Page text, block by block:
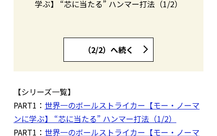
学ぶ】 “芯に当たる” ハンマー打法（1/2）
（2/2）へ続く
【シリーズ一覧】
PART1： 世界一のボールストライカー【モー・ノーマ
ンに学ぶ】 “芯に当たる” ハンマー打法（1/2）
PART1： 世界一のボールストライカー【モー・ノーマ